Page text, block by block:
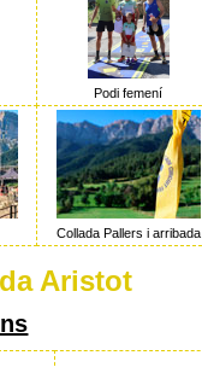
Podi femení
Collada Pallers i arribada
Aristot